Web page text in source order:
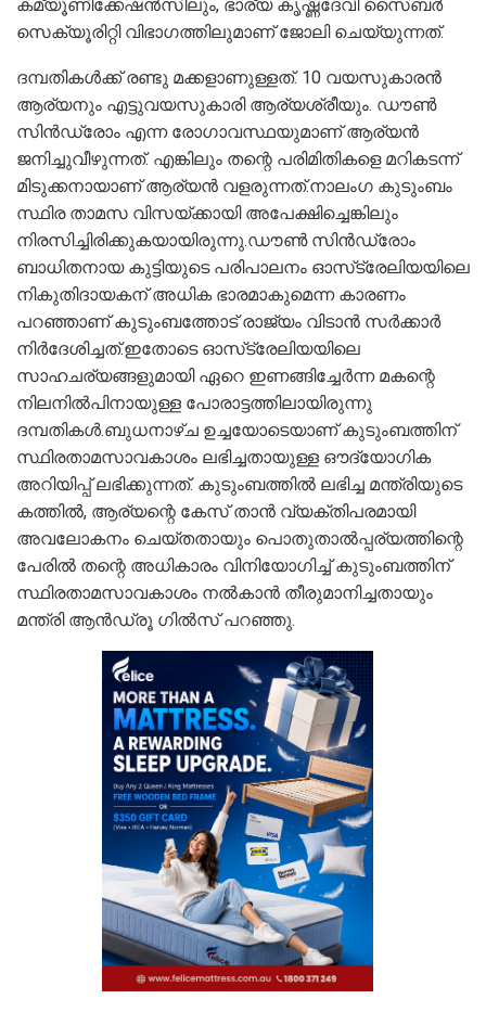
കമ്യൂണിക്കേഷന്‍സിലും, ഭാര്യ കൃഷ്ണദേവി സൈബര്‍
സെക്യൂരിറ്റി വിഭാഗത്തിലുമാണ് ജോലി ചെയ്യുന്നത്.
ദമ്പതികള്‍ക്ക് രണ്ടു മക്കളാണുള്ളത്. 10 വയസുകാരന്‍
ആര്യനും എട്ടുവയസുകാരി ആര്യശ്രീയും. ഡൗണ്‍
സിന്‍ഡ്രോം എന്ന രോഗാവസ്ഥയുമാണ് ആര്യന്‍
ജനിച്ചുവീഴുന്നത്. എങ്കിലും തന്റെ പരിമിതികളെ മറികടന്ന്
മിടുക്കനായാണ് ആര്യന്‍ വളരുന്നത്.നാലംഗ കുടുംബം
സ്ഥിര താമസ വിസയ്ക്കായി അപേക്ഷിച്ചെങ്കിലും
നിരസിച്ചിരിക്കുകയായിരുന്നു.ഡൗണ്‍ സിന്‍ഡ്രോം
ബാധിതനായ കുട്ടിയുടെ പരിപാലനം ഓസ്‌ട്രേലിയയിലെ
നികുതിദായകന് അധിക ഭാരമാകുമെന്ന കാരണം
പറഞ്ഞാണ് കുടുംബത്തോട് രാജ്യം വിടാന്‍ സര്‍ക്കാര്‍
നിര്‍ദേശിച്ചത്.ഇതോടെ ഓസ്‌ട്രേലിയയിലെ
സാഹചര്യങ്ങളുമായി ഏറെ ഇണങ്ങിച്ചേര്‍ന്ന മകന്റെ
നിലനില്‍പിനായുള്ള പോരാട്ടത്തിലായിരുന്നു
ദമ്പതികള്‍.ബുധനാഴ്ച ഉച്ചയോടെയാണ് കുടുംബത്തിന്
സ്ഥിരതാമസാവകാശം ലഭിച്ചതായുള്ള ഔദ്യോഗിക
അറിയിപ്പ് ലഭിക്കുന്നത്. കുടുംബത്തില്‍ ലഭിച്ച മന്ത്രിയുടെ
കത്തില്‍, ആര്യന്റെ കേസ് താന്‍ വ്യക്തിപരമായി
അവലോകനം ചെയ്തതായും പൊതുതാല്‍പ്പര്യത്തിന്റെ
പേരില്‍ തന്റെ അധികാരം വിനിയോഗിച്ച് കുടുംബത്തിന്
സ്ഥിരതാമസാവകാശം നല്‍കാന്‍ തീരുമാനിച്ചതായും
മന്ത്രി ആന്‍ഡ്രൂ ഗില്‍സ് പറഞ്ഞു.